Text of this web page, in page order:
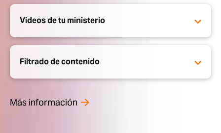
Videos de tu ministerio
Filtrado de contenido
Más información